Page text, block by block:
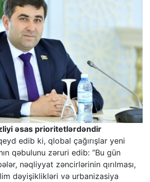
əsas prioritetlərdəndir
edib ki, qlobal çağırışlar yeni
qəbulunu zəruri edib: “Bu gün
nəqliyyat zəncirlərinin qırılması,
dəyişiklikləri və urbanizasiya